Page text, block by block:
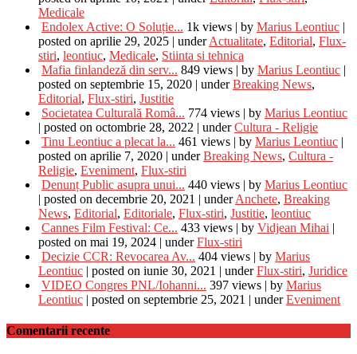
Medicale
Endolex Active: O Soluție... 1k views | by Marius Leontiuc |
posted on aprilie 29, 2025 | underActualitate, Editorial, Flux-
stiri, leontiuc, Medicale, Stiinta si tehnica
Mafia finlandeză din serv... 849 views | by Marius Leontiuc |
posted on septembrie 15, 2020 | underBreaking News,
Editorial, Flux-stiri, Justitie
Societatea Culturală Româ... 774 views | by Marius Leontiuc
| posted on octombrie 28, 2022 | underCultura - Religie
Tinu Leontiuc a plecat la... 461 views | by Marius Leontiuc |
posted on aprilie 7, 2020 | underBreaking News, Cultura -
Religie, Eveniment, Flux-stiri
Denunț Public asupra unui... 440 views | by Marius Leontiuc
| posted on decembrie 20, 2021 | underAnchete, Breaking
News, Editorial, Editoriale, Flux-stiri, Justitie, leontiuc
Cannes Film Festival: Ce... 433 views | by Vidjean Mihai |
posted on mai 19, 2024 | underFlux-stiri
Decizie CCR: Revocarea Av... 404 views | by Marius
Leontiuc | posted on iunie 30, 2021 | underFlux-stiri, Juridice
VIDEO Congres PNL/Iohanni... 397 views | by Marius
Leontiuc | posted on septembrie 25, 2021 | underEveniment
Comentarii recente